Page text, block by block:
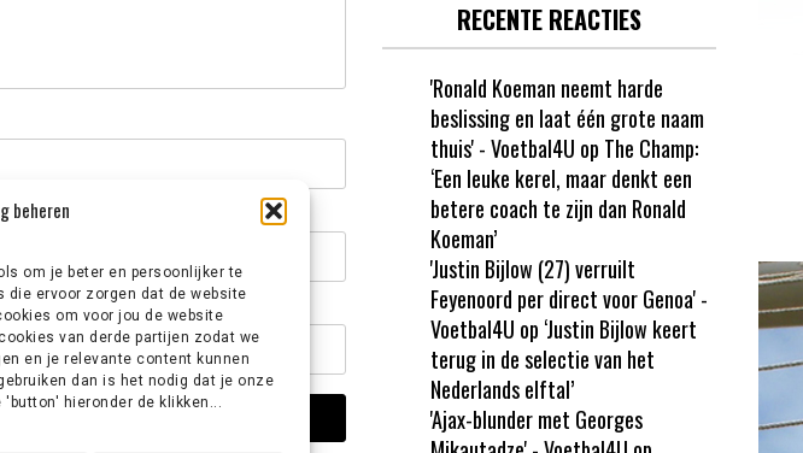
beheren
om je beter en persoonlijker te
die ervoor zorgen dat de website
om voor jou de website
van derde partijen zodat we
en je relevante content kunnen
dan is het nodig dat je onze
hieronder de klikken...
RECENTE REACTIES
'Ronald Koeman neemt harde
beslissing en laat één grote naam
thuis' - Voetbal4U op The Champ:
‘Een leuke kerel, maar denkt een
betere coach te zijn dan Ronald
Koeman’
'Justin Bijlow (27) verruilt
Feyenoord per direct voor Genoa' -
Voetbal4U op ‘Justin Bijlow keert
terug in de selectie van het
Nederlands elftal’
'Ajax-blunder met Georges